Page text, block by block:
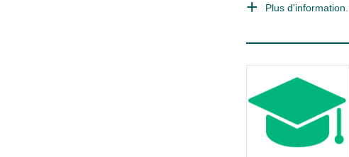
Plus d'information...